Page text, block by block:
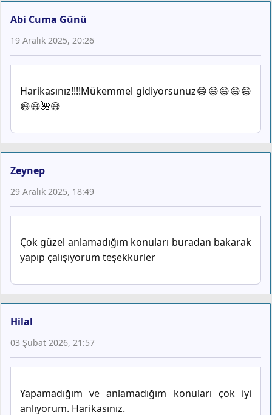
Abi Cuma Günü
19 Aralık 2025, 20:26
Harikasınız!!!!Mükemmel gidiyorsunuz😄😄😄😄😄
😄😄🌺😅
Zeynep
29 Aralık 2025, 18:49
Çok güzel anlamadığım konuları buradan bakarak
yapıp çalışıyorum teşekkürler
Hilal
03 Şubat 2026, 21:57
Yapamadığım ve anlamadığım konuları çok iyi
anlıyorum. Harikasınız.